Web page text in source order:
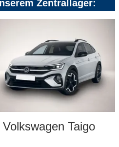
Zentrallager:
Volkswagen Taigo